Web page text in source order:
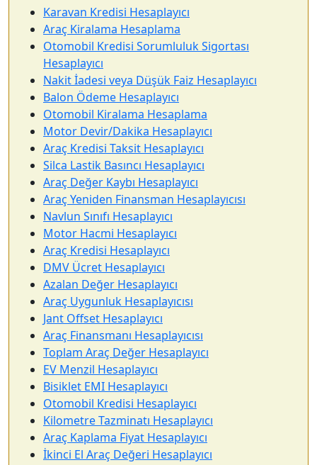
Karavan Kredisi Hesaplayıcı
Araç Kiralama Hesaplama
Otomobil Kredisi Sorumluluk Sigortası
Hesaplayıcı
Nakit İadesi veya Düşük Faiz Hesaplayıcı
Balon Ödeme Hesaplayıcı
Otomobil Kiralama Hesaplama
Motor Devir/Dakika Hesaplayıcı
Araç Kredisi Taksit Hesaplayıcı
Silca Lastik Basıncı Hesaplayıcı
Araç Değer Kaybı Hesaplayıcı
Araç Yeniden Finansman Hesaplayıcısı
Navlun Sınıfı Hesaplayıcı
Motor Hacmi Hesaplayıcı
Araç Kredisi Hesaplayıcı
DMV Ücret Hesaplayıcı
Azalan Değer Hesaplayıcı
Araç Uygunluk Hesaplayıcısı
Jant Offset Hesaplayıcı
Araç Finansmanı Hesaplayıcısı
Toplam Araç Değer Hesaplayıcı
EV Menzil Hesaplayıcı
Bisiklet EMI Hesaplayıcı
Otomobil Kredisi Hesaplayıcı
Kilometre Tazminatı Hesaplayıcı
Araç Kaplama Fiyat Hesaplayıcı
İkinci El Araç Değeri Hesaplayıcı